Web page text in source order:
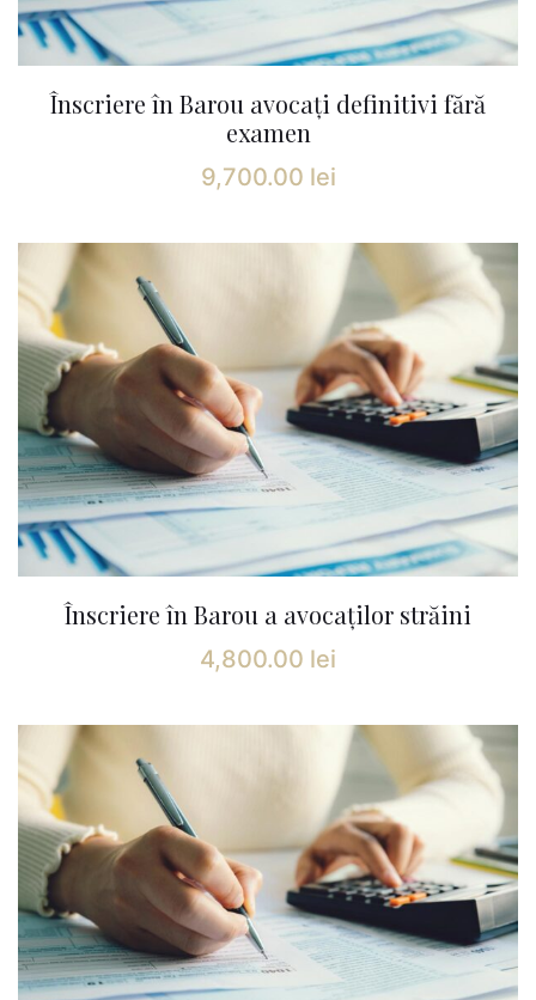
Înscriere în Barou avocați definitivi fără
examen
9,700.00 lei
Înscriere în Barou a avocaților străini
4,800.00 lei